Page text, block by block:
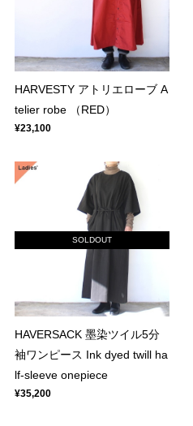
HARVESTY アトリエローブ A
telier robe （RED）
¥23,100
SOLDOUT
HAVERSACK 墨染ツイル5分
袖ワンピース Ink dyed twill ha
lf-sleeve onepiece
¥35,200